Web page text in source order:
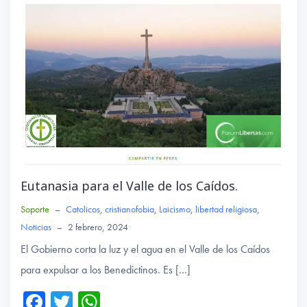
Eutanasia para el Valle de los Caídos.
Soporte – Catolicos, cristianofobia, Laicismo, libertad religiosa,
Noticias – 2 febrero, 2024
El Gobierno corta la luz y el agua en el Valle de los Caídos
para expulsar a los Benedictinos. Es […]